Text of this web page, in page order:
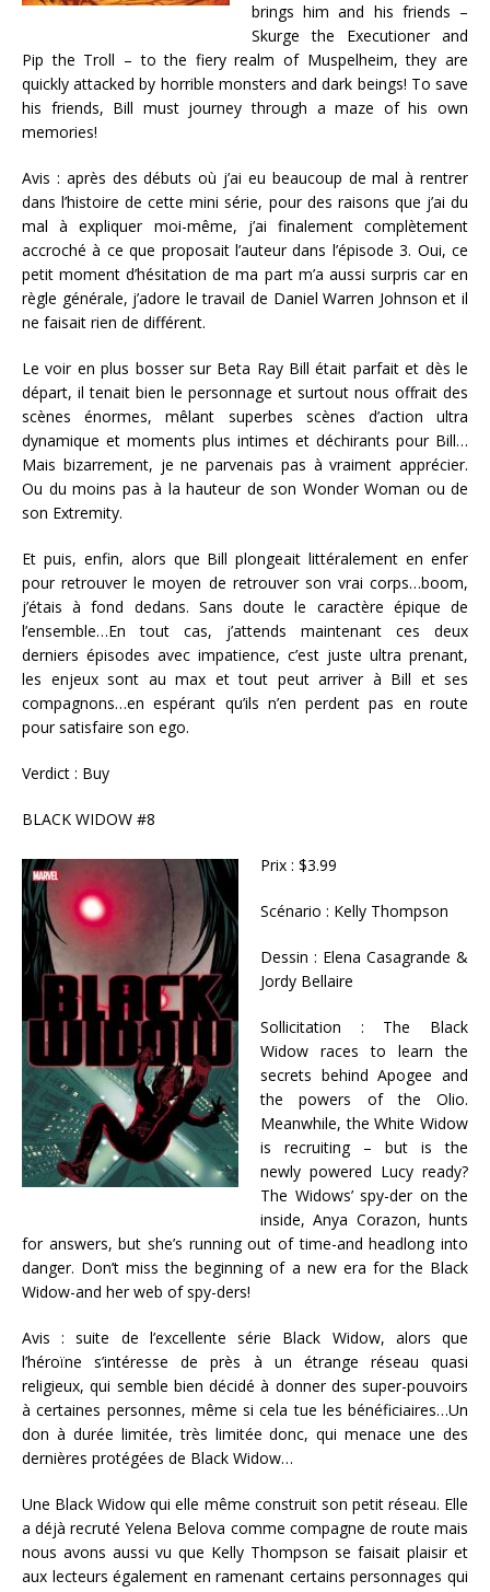
brings him and his friends –
Skurge the Executioner and
Pip the Troll – to the fiery realm of Muspelheim, they are
quickly attacked by horrible monsters and dark beings! To save
his friends, Bill must journey through a maze of his own
memories!
Avis : après des débuts où j’ai eu beaucoup de mal à rentrer
dans l’histoire de cette mini série, pour des raisons que j’ai du
mal à expliquer moi-même, j’ai finalement complètement
accroché à ce que proposait l’auteur dans l’épisode 3. Oui, ce
petit moment d’hésitation de ma part m’a aussi surpris car en
règle générale, j’adore le travail de Daniel Warren Johnson et il
ne faisait rien de différent.
Le voir en plus bosser sur Beta Ray Bill était parfait et dès le
départ, il tenait bien le personnage et surtout nous offrait des
scènes énormes, mêlant superbes scènes d’action ultra
dynamique et moments plus intimes et déchirants pour Bill…
Mais bizarrement, je ne parvenais pas à vraiment apprécier.
Ou du moins pas à la hauteur de son Wonder Woman ou de
son Extremity.
Et puis, enfin, alors que Bill plongeait littéralement en enfer
pour retrouver le moyen de retrouver son vrai corps…boom,
j’étais à fond dedans. Sans doute le caractère épique de
l’ensemble…En tout cas, j’attends maintenant ces deux
derniers épisodes avec impatience, c’est juste ultra prenant,
les enjeux sont au max et tout peut arriver à Bill et ses
compagnons…en espérant qu’ils n’en perdent pas en route
pour satisfaire son ego.
Verdict : Buy
BLACK WIDOW #8
Prix : $3.99
Scénario : Kelly Thompson
Dessin : Elena Casagrande &
Jordy Bellaire
Sollicitation : The Black
Widow races to learn the
secrets behind Apogee and
the powers of the Olio.
Meanwhile, the White Widow
is recruiting – but is the
newly powered Lucy ready?
The Widows’ spy-der on the
inside, Anya Corazon, hunts
for answers, but she’s running out of time-and headlong into
danger. Don’t miss the beginning of a new era for the Black
Widow-and her web of spy-ders!
Avis : suite de l’excellente série Black Widow, alors que
l’héroïne s’intéresse de près à un étrange réseau quasi
religieux, qui semble bien décidé à donner des super-pouvoirs
à certaines personnes, même si cela tue les bénéficiaires…Un
don à durée limitée, très limitée donc, qui menace une des
dernières protégées de Black Widow…
Une Black Widow qui elle même construit son petit réseau. Elle
a déjà recruté Yelena Belova comme compagne de route mais
nous avons aussi vu que Kelly Thompson se faisait plaisir et
aux lecteurs également en ramenant certains personnages qui